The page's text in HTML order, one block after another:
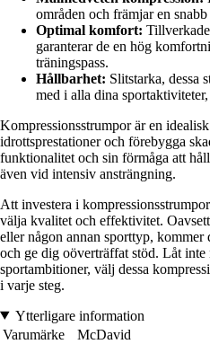
områden och främjar en
Optimal komfort:
garanterar de en hög
träningspass.
Hållbarhet: Slitstarka, dessa
med i alla dina
Kompressionsstrumpor är en
idrottsprestationer och förebygga
funktionalitet och sin förmåga att
även vid intensiv ansträngning.
Att investera i
välja kvalitet och effektivitet.
eller någon annan sporttyp,
och ge dig oöverträffat stöd. Låt
sportambitioner, välj dessa
i varje steg.
Ytterligare information
Varumärke
McDavid